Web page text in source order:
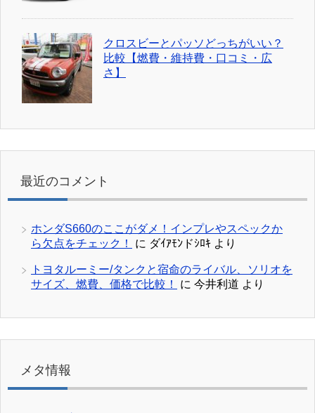
クロスビーとパッソどっちがいい？
比較【燃費・維持費・口コミ・広
さ】
最近のコメント
ホンダS660のここがダメ！インプレやスペックか
ら欠点をチェック！
に ダｲｱﾓﾝドｼﾛｷ より
トヨタルーミー/タンクと宿命のライバル、ソリオを
サイズ、燃費、価格で比較！
に 今井利道 より
メタ情報